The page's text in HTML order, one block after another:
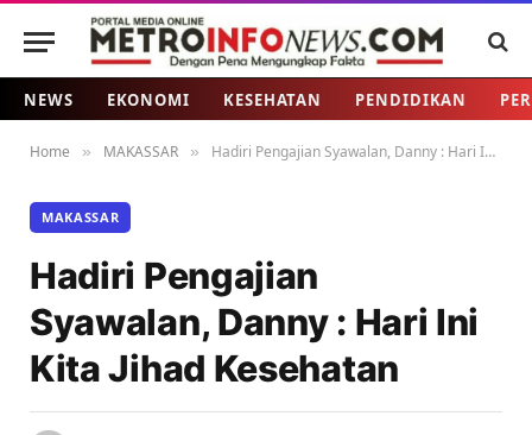
NEWS EKONOMI KESEHATAN PENDIDIKAN
Home » MAKASSAR » Hadiri Pengajian Syawalan, Danny : Hari Ini Kita Jihad Kesehatan
MAKASSAR
Hadiri Pengajian
Syawalan, Danny : Hari Ini
Kita Jihad Kesehatan